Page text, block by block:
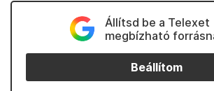
Állítsd be a Telexet
megbízható
Beállítom